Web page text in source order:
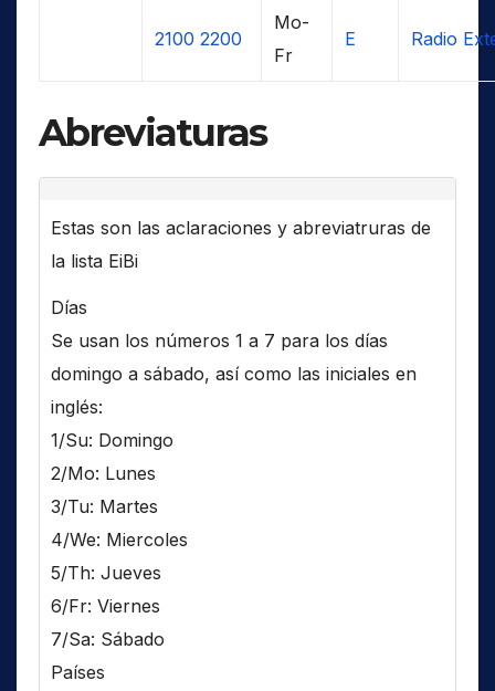
2100 2200
Mo-
Fr
E Radio
Abreviaturas
Estas son las aclaraciones y abreviatruras de
la lista EiBi
Días
Se usan los números 1 a 7 para los días
domingo a sábado, así como las iniciales en
inglés:
1/Su: Domingo
2/Mo: Lunes
3/Tu: Martes
4/We: Miercoles
5/Th: Jueves
6/Fr: Viernes
7/Sa: Sábado
Países